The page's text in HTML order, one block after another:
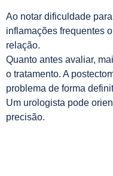
Ao notar dificuldade
inflamações frequentes
relação.
Quanto antes avaliar,
o tratamento. A
problema de forma
Um urologista pode
precisão.